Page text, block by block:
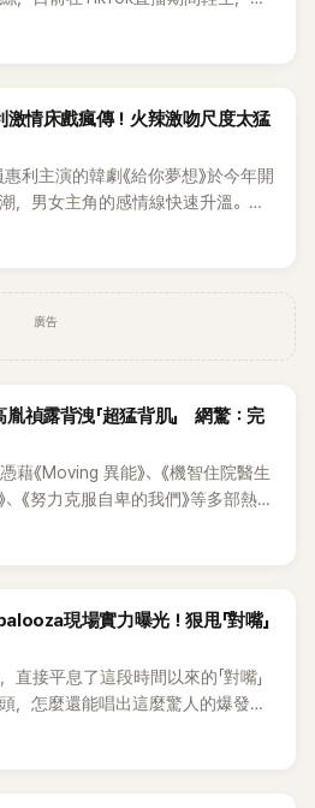
驚韓網，也讓不少粉絲湧入社群平
激情床戲瘋傳！火辣激吻尺度太猛
利主演的韓劇《給你夢想》於今年開
，男女主角的感情線快速升溫。最
吻戲，更接連出現床戲橋段，讓
廣告
禎露背洩「超猛背肌」 網驚：完
《Moving 異能》、《機智住院醫生
、《努力克服自卑的我們》等多部熱門
神代表，不僅演技備受肯定，精緻
線條，反差感十足，讓不少網友看
！」現場實力曝光！狠甩「對嘴」
接平息了這段時間以來的「對嘴」
，怎麼還能唱出這麼驚人的爆發力